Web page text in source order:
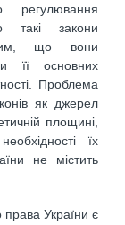
регулювання
такі закони
тим, що вони
її основних
Проблема
як джерел
площині,
їх
не містить
України є